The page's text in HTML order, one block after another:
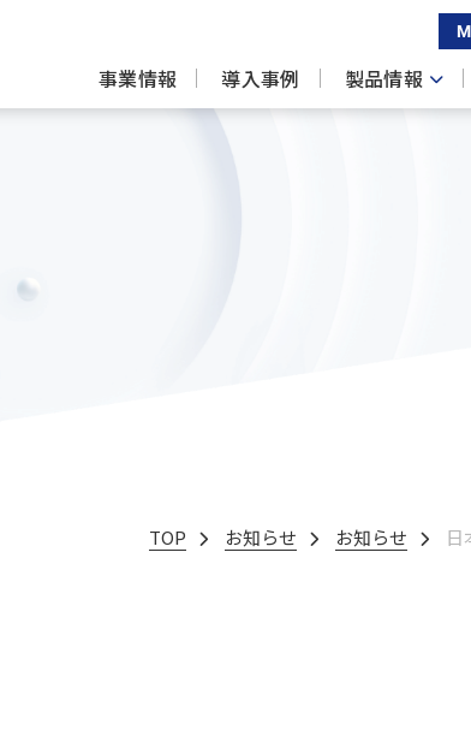
事業情報 導入事例 製品情報
TOP お知らせ お知らせ 日